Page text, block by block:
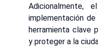
Adicionalmente,
implementación
herramienta clave
y proteger a la